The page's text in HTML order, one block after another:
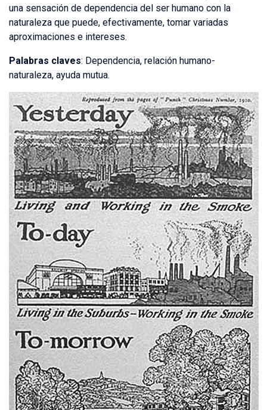
una sensación de dependencia del ser humano con la
naturaleza que puede, efectivamente, tomar variadas
aproximaciones e intereses.
Palabras claves: Dependencia, relación humano-
naturaleza, ayuda mutua.